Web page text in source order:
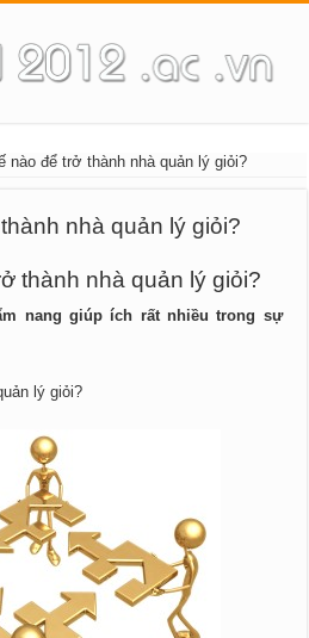
nào để trở thành nhà quản lý giỏi?
nhà quản lý giỏi?
thành nhà quản lý giỏi?
nang giúp ích rất nhiều trong sự
lý giỏi?